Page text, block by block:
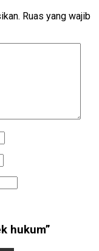
Ruas yang wajib
hukum”